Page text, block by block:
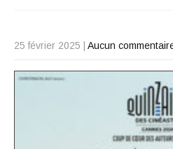
25 février 2025 Aucun